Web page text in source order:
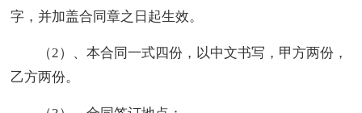
字，并加盖合同章之日起生效。
（2）、本合同一式四份，以中文书写，甲方两份，
乙方两份。